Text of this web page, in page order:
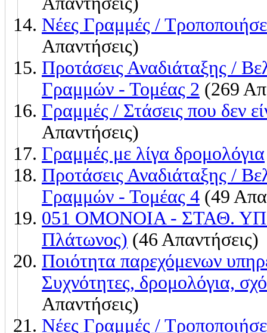
Νέες Γραμμές /
Απαντήσεις)
Προτάσεις Αναδιάταξης /
Γραμμών - Τομέας 2 (269
Γραμμές / Στάσεις που δεν
Απαντήσεις)
Γραμμές με λίγα δρομολόγια
Προτάσεις Αναδιάταξης /
Γραμμών - Τομέας 4 (49
051 ΟΜΟΝΟΙΑ - ΣΤΑΘ.
Πλάτωνος) (46 Απαντήσεις)
Ποιότητα παρεχόμενων
Συχνότητες, δρομολόγια,
Απαντήσεις)
Νέες Γραμμές /